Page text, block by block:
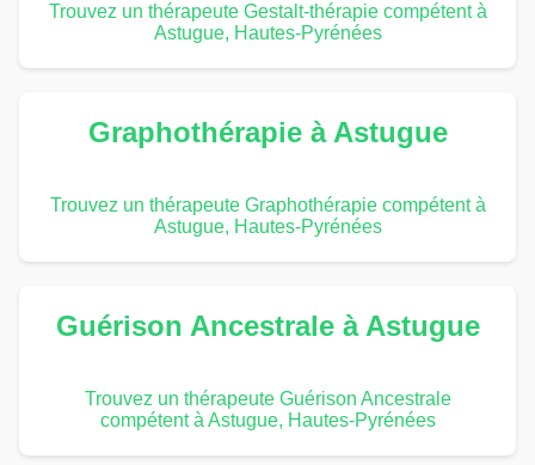
Trouvez un thérapeute Gestalt-thérapie compétent à
Astugue, Hautes-Pyrénées
Graphothérapie à Astugue
Trouvez un thérapeute Graphothérapie compétent à
Astugue, Hautes-Pyrénées
Guérison Ancestrale à Astugue
Trouvez un thérapeute Guérison Ancestrale
compétent à Astugue, Hautes-Pyrénées